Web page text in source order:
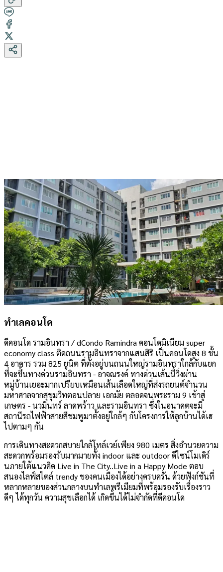
ทำเลคอนโด
ดีคอนโด รามอินทรา / dCondo Ramindra คอนโดมิเนียม super
economy class ติดถนนรามอินทราจากแสนสิริ เป็นคอนโดสูง 8 ชั้น
4 อาคาร รวม 825 ยูนิต ที่ตั้งอยู่บนถนนใหญ่รามอินทราใกล้กับแยก
ที่จะขึ้นทางด่วนรามอินทรา - อาจณรงค์ ทางด่วนเส้นนี้วิ่งผ่าน
หมู่บ้านเยอะมากเปรียบเหมือนเส้นเลือดใหญ่ที่ส่งรถยนต์จำนวน
มหาศาลจากสุขุมวิทตอนปลาย เอกมัย ตลอดจนพระราม 9 เข้าสู่
เกษตร - นวมินทร์ ลาดพร้าว และรามอินทรา ซึ่งในอนาคตจะมี
สถานีรถไฟฟ้าสายสีชมพูมาตั้งอยู่ใกล้ๆ กับโครงการให้ลูกบ้านได้เฮ
ไปตามๆ กัน
การเดินทางสะดวกสบายใกล้โทล์เวย์เพียง 980 เมตร สิ่งอำนวยความ
สะดวกพร้อมรองรับมากมายทั้ง indoor และ outdoor ดีไซน์โมเดิร์
นภายใต้แนวคิด Live in The City..Live in a Happy Mode ตอบ
สนองไลฟ์สไตล์ trendy ของคนเมืองได้อย่างครบครัน ด้วยฟังก์ชันที่
หลากหลายของส่วนกลางบนทำเลพรีเมียมที่พร้อมรองรับเรื่องราว
ดีๆ ได้ทุกวัน ความสุขเลือกได้ เกิดขึ้นได้ไม่จำกัดที่ดีคอนโด